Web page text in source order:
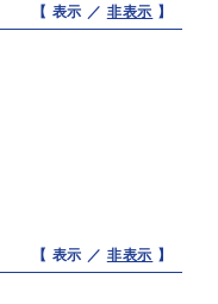
【 表示 ／ 非表示 】
【 表示 ／ 非表示 】